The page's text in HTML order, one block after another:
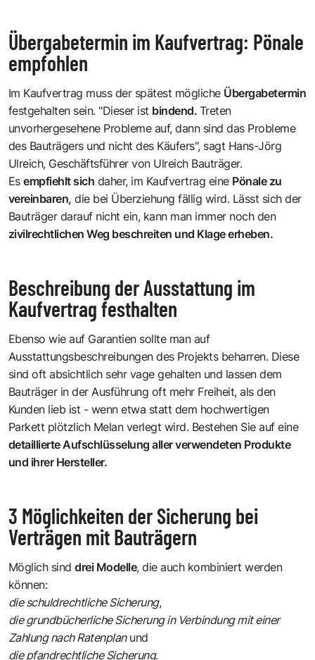
Übergabetermin im Kaufvertrag: Pönale
empfohlen
Im Kaufvertrag muss der spätest mögliche Übergabetermin
festgehalten sein. "Dieser ist bindend. Treten
unvorhergesehene Probleme auf, dann sind das Probleme
des Bauträgers und nicht des Käufers", sagt Hans-Jörg
Ulreich, Geschäftsführer von Ulreich Bauträger.
Esempfiehlt sich daher, im Kaufvertrag eine Pönale zu
vereinbaren, die bei Überziehung fällig wird. Lässt sich der
Bauträger darauf nicht ein, kann man immer noch den
zivilrechtlichen Weg beschreiten und Klage erheben.
Beschreibung der Ausstattung im
Kaufvertrag festhalten
Ebenso wie auf Garantien sollte man auf
Ausstattungsbeschreibungen des Projekts beharren. Diese
sind oft absichtlich sehr vage gehalten und lassen dem
Bauträger in der Ausführung oft mehr Freiheit, als den
Kunden lieb ist - wenn etwa statt dem hochwertigen
Parkett plötzlich Melan verlegt wird. Bestehen Sie auf eine
detaillierte Aufschlüsselung aller verwendeten Produkte
und ihrer Hersteller.
3 Möglichkeiten der Sicherung bei
Verträgen mit Bauträgern
Möglich sinddrei Modelle, die auch kombiniert werden
können:
die schuldrechtliche Sicherung,
die grundbücherliche Sicherung in Verbindung mit einer
Zahlung nach Ratenplanund
die pfandrechtliche Sicherung.